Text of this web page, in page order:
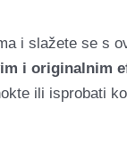
i slažete se s
i originalnim
ili isprobati